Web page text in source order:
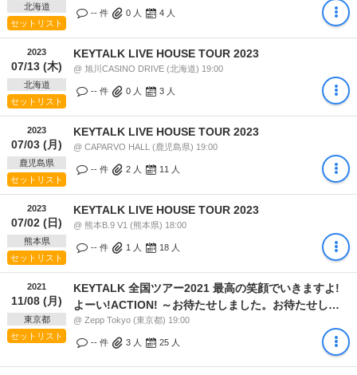
北海道
セットリスト
-- 件 0 人 4 人
2023
07/13 (木)
北海道
セットリスト
KEYTALK LIVE HOUSE TOUR 2023
@ 旭川CASINO DRIVE (北海道) 19:00
-- 件 0 人 3 人
2023
07/03 (月)
鹿児島県
セットリスト
KEYTALK LIVE HOUSE TOUR 2023
@ CAPARVO HALL (鹿児島県) 19:00
-- 件 2 人 11 人
2023
07/02 (日)
熊本県
セットリスト
KEYTALK LIVE HOUSE TOUR 2023
@ 熊本B.9 V1 (熊本県) 18:00
-- 件 1 人 18 人
2021
11/08 (月)
東京都
セットリスト
KEYTALK 全国ツアー2021 最高の笑顔でいきますよ!
よーい!ACTION! ～お待たせしました。お待たせしす
ぎたかもしれませんね。～
@ Zepp Tokyo (東京都) 19:00
-- 件 3 人 25 人